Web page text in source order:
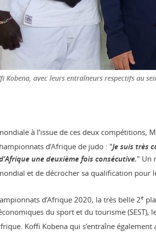
Kobena, avec leurs entraîneurs respectifs au
à l’issue de ces deux compétitions,
d’Afrique de judo : "Je suis très
une deuxième fois consécutive." Un
et de décrocher sa qualification pour
d’Afrique 2020, la très belle 2e
du sport et du tourisme
Koffi Kobena qui s’entraîne